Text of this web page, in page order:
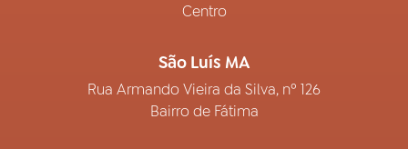
Centro
São Luís MA
Rua Armando Vieira da Silva, nº 126
Bairro de Fátima